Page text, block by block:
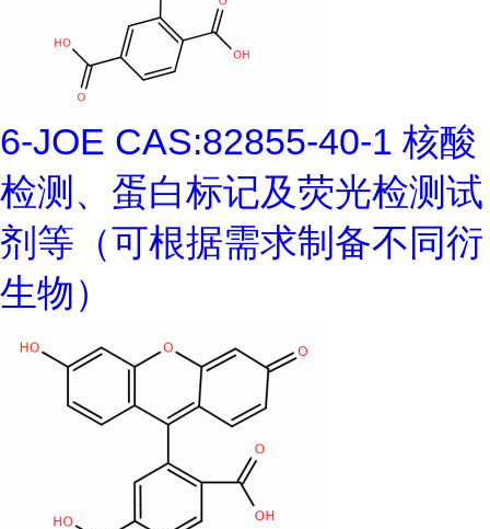
6-JOE CAS:82855-40-1 核酸
检测、蛋白标记及荧光检测试
剂等（可根据需求制备不同衍
生物）